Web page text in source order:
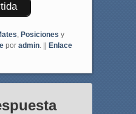
Posiciones y
por admin. || Enlace